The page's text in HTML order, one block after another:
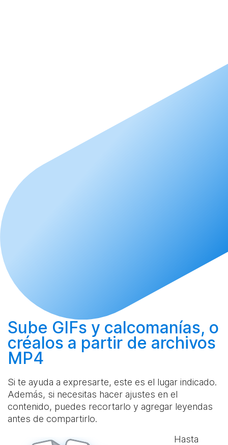
Sube GIFs y calcomanías, o
créalos a partir de archivos
MP4
Si te ayuda a expresarte, este es el lugar indicado.
Además, si necesitas hacer ajustes en el
contenido, puedes recortarlo y agregar leyendas
antes de compartirlo.
Hasta